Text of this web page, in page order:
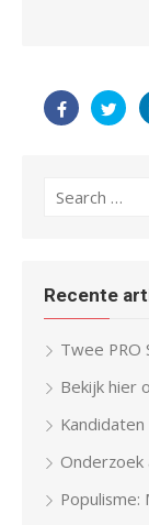
for:
Recente
Twee PRO
Bekijk hier
Onderzoek